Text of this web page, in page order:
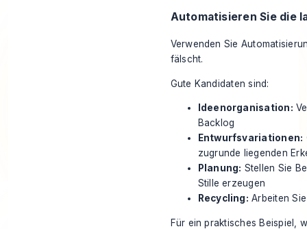
Automatisieren Sie die
Verwenden Sie
fälscht.
Gute Kandidaten sind:
Ideenorganisation:
Backlog
Entwurfsvariationen:
zugrunde liegenden
Planung: Stellen Sie
Stille erzeugen
Recycling: Arbeiten
Für ein praktisches Beispiel,